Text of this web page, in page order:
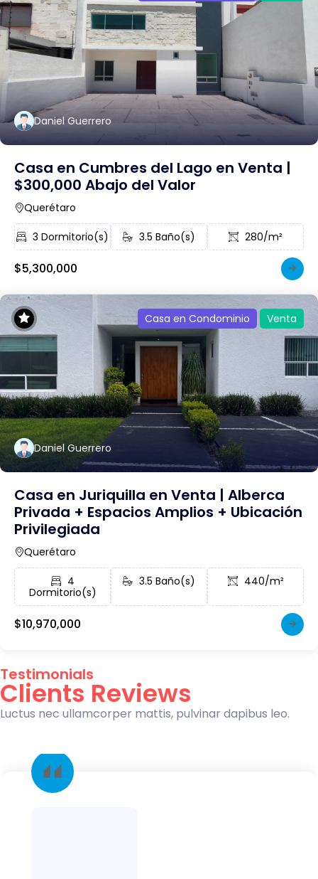
Daniel Guerrero
Casa en Cumbres del Lago en Venta |
$300,000 Abajo del Valor
Querétaro
3 Dormitorio(s) 3.5 Baño(s) 280/m²
$5,300,000
Casa en Condominio Venta
Daniel Guerrero
Casa en Juriquilla en Venta | Alberca
Privada + Espacios Amplios + Ubicación
Privilegiada
Querétaro
4
Dormitorio(s)
3.5 Baño(s) 440/m²
$10,970,000
Testimonials
Clients Reviews
Luctus nec ullamcorper mattis, pulvinar dapibus leo.